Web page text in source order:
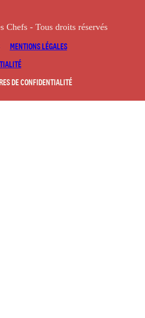
Chefs - Tous droits réservés
MENTIONS LÉGALES
DE CONFIDENTIALITÉ